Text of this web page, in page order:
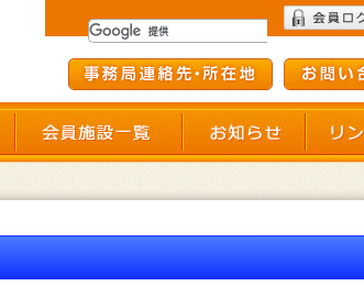
設協議会
施設のご利用について 会員施設一覧 お知らせ